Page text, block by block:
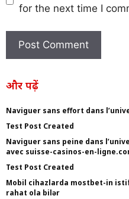
for the next time I
और पढ़ें
Naviguer sans effort dans
Test Post Created
Naviguer sans peine dans
avec suisse-casinos-en-
Test Post Created
Mobil cihazlarda mostbet-in
rahat ola bilər